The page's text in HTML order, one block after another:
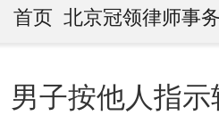
首页 北京冠领律师事
男子按他人指